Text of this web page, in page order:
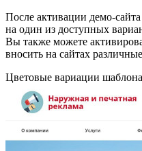
После активации демо-
на один из доступных
Вы также можете
вносить на сайтах
Цветовые вариации